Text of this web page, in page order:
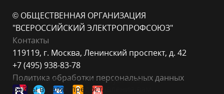
© ОБЩЕСТВЕННАЯ ОРГАНИЗАЦИЯ
"ВСЕРОССИЙСКИЙ ЭЛЕКТРОПРОФСОЮЗ"
Контакты
119119, г. Москва, Ленинский проспект, д. 42
+7 (495) 938-83-78
Политика обработки персональных данных
Данный веб-сайт использует cookie-
файлы в целях предоставления вам